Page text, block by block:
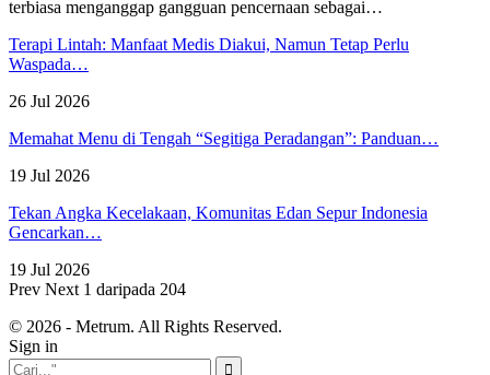
terbiasa menganggap gangguan pencernaan sebagai…
Terapi Lintah: Manfaat Medis Diakui, Namun Tetap Perlu
Waspada…
26 Jul 2026
Memahat Menu di Tengah “Segitiga Peradangan”: Panduan…
19 Jul 2026
Tekan Angka Kecelakaan, Komunitas Edan Sepur Indonesia
Gencarkan…
19 Jul 2026
Prev Next 1 daripada 204
© 2026 - Metrum. All Rights Reserved.
Sign in